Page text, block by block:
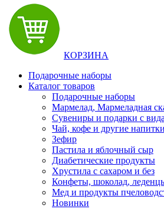
КОРЗИНА
Подарочные наборы
Каталог товаров
Подарочные наборы
Мармелад, Мармеладная
Сувениры и подарки с
Чай, кофе и другие напитки
Зефир
Пастила и яблочный сыр
Диабетические продукты
Хрустила с сахаром и без
Конфеты, шоколад,
Мед и продукты
Новинки